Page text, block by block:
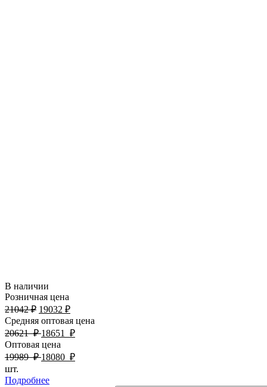
В наличии
Розничная цена
21042₽ 19032 ₽
Средняя оптовая цена
20621₽ 18651 ₽
Оптовая цена
19989₽ 18080 ₽
шт.
Подробнее